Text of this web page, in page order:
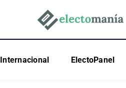
Internacional ElectoPanel